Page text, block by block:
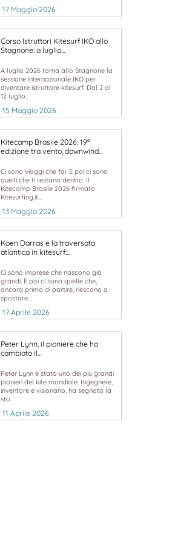
17 Maggio 2026
Corso Istruttori Kitesurf IKO allo
Stagnone: a luglio…
A luglio 2026 torna allo Stagnone la
sessione internazionale IKO per
diventare istruttore kitesurf. Dal 2 al
12 luglio,
15 Maggio 2026
Kitecamp Brasile 2026: 19ª
edizione tra vento, downwind…
Ci sono viaggi che fai. E poi ci sono
quelli che ti restano dentro. Il
Kitecamp Brasile 2026 firmato
Kitesurfing.it...
13 Maggio 2026
Koen Darras e la traversata
atlantica in kitesurf:…
Ci sono imprese che nascono già
grandi. E poi ci sono quelle che,
ancora prima di partire, riescono a
spostare...
17 Aprile 2026
Peter Lynn, il pioniere che ha
cambiato il…
Peter Lynn è stato uno dei più grandi
pionieri del kite mondiale. Ingegnere,
inventore e visionario, ha segnato la
sto
11 Aprile 2026